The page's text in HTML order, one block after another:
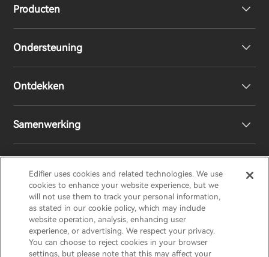
Producten
Volledig draadloze oordopjes
Boekenplank luidsprekers
Draadloze luidsprekers
Ondersteuning
EU-conformiteitsverklaring
Neem contact met ons op
Ontdekken
Sociale verantwoordelijkheden
Ons verhaal
Pers
Samenwerking
Regionale distributeurs
Word distributeur
EDIFIERAIRPULSESTAXHECATE
Netherlands / Nederlands
Edifier uses cookies and related technologies. We use
cookies to enhance your website experience, but we
will not use them to track your personal information,
as stated in our cookie policy, which may include
website operation, analysis, enhancing user
experience, or advertising. We respect your privacy.
You can choose to reject cookies in your browser
settings, but please note that this may affect your